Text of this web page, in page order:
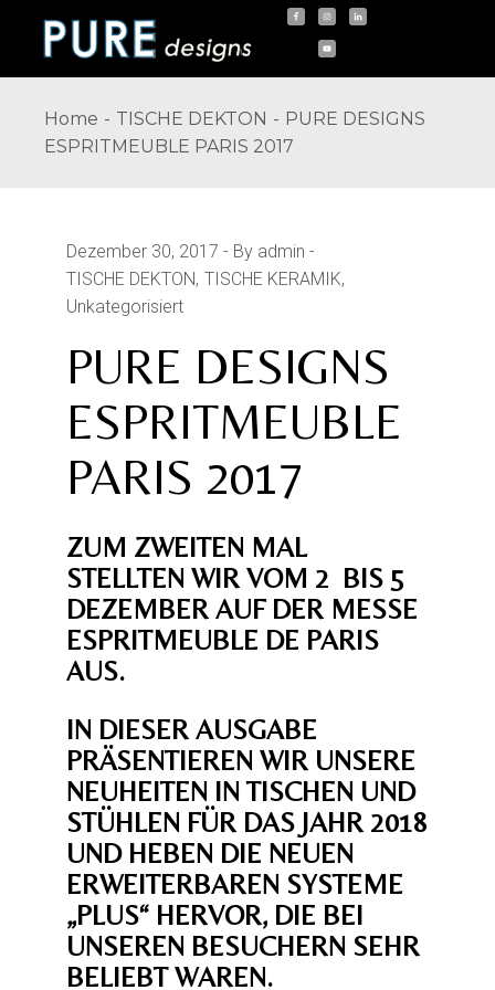
content
Home TISCHE DEKTON
PURE DESIGNS
ESPRITMEUBLE PARIS 2017
Dezember 30, 2017
By admin
TISCHE DEKTON TISCHE KERAMIK
Unkategorisiert
PURE DESIGNS
ESPRITMEUBLE
PARIS 2017
ZUM ZWEITEN MAL
STELLTEN WIR VOM 2 BIS 5
DEZEMBER AUF DER MESSE
ESPRITMEUBLE DE PARIS
AUS.
IN DIESER AUSGABE
PRÄSENTIEREN WIR UNSERE
NEUHEITEN IN TISCHEN UND
STÜHLEN FÜR DAS JAHR 2018
UND HEBEN DIE NEUEN
ERWEITERBAREN SYSTEME
„PLUS“ HERVOR, DIE BEI
UNSEREN BESUCHERN SEHR
BELIEBT WAREN.